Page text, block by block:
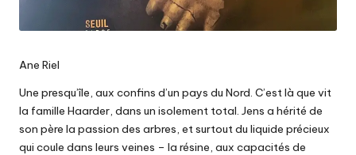
Ane Riel
Une presqu’île, aux confins d’un pays du Nord. C’est là que vit
la famille Haarder, dans un isolement total. Jens a hérité de
son père la passion des arbres, et surtout du liquide précieux
qui coule dans leurs veines – la résine, aux capacités de